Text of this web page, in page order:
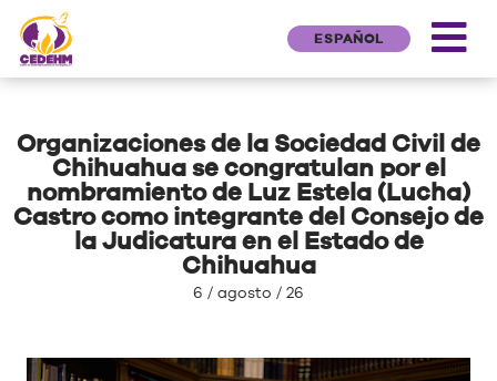
ESPAÑOL
Organizaciones de la Sociedad Civil de
Chihuahua se congratulan por el
nombramiento de Luz Estela (Lucha)
Castro como integrante del Consejo de
la Judicatura en el Estado de
Chihuahua
6 / agosto / 26